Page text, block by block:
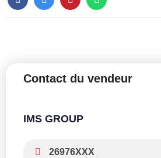
Contact du vendeur
IMS GROUP
26976XXX